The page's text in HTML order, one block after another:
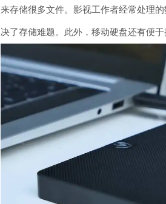
来存储很多文件。影视工作者经常处理
决了存储难题。此外，移动硬盘还有便